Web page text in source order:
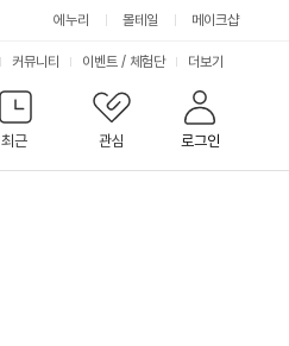
에누리 몰테일 메이크샵
최근
관심 로그인
커뮤니티 이벤트 / 체험단 서
비
스
더보기